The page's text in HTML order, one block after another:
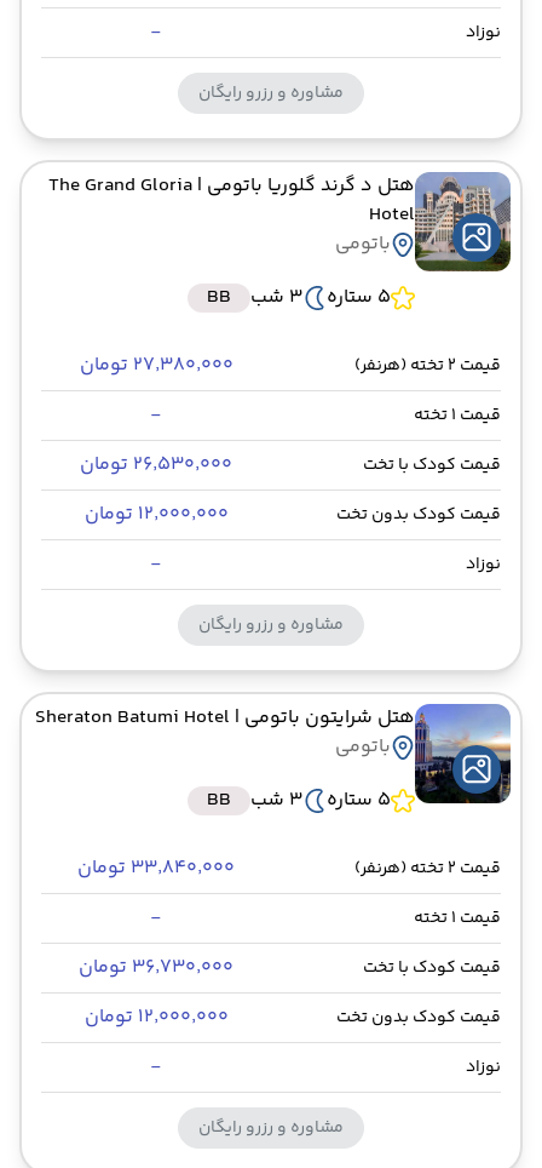
نوزاد -
مشاوره و رزرو رایگان
هتل د گرند گلوریا باتومی | The Grand Gloria
Hotel
باتومی
5 ستاره
3 شب BB
قیمت 2 تخته (هرنفر) ۲۷٬۳۸۰٬۰۰۰ تومان
قیمت 1 تخته -
قیمت کودک با تخت ۲۶٬۵۳۰٬۰۰۰ تومان
قیمت کودک بدون تخت ۱۲٬۰۰۰٬۰۰۰ تومان
نوزاد -
مشاوره و رزرو رایگان
هتل شرایتون باتومی | Sheraton Batumi Hotel
باتومی
5 ستاره
3 شب BB
قیمت 2 تخته (هرنفر) ۳۳٬۸۴۰٬۰۰۰ تومان
قیمت 1 تخته -
قیمت کودک با تخت ۳۶٬۷۳۰٬۰۰۰ تومان
قیمت کودک بدون تخت ۱۲٬۰۰۰٬۰۰۰ تومان
نوزاد -
مشاوره و رزرو رایگان